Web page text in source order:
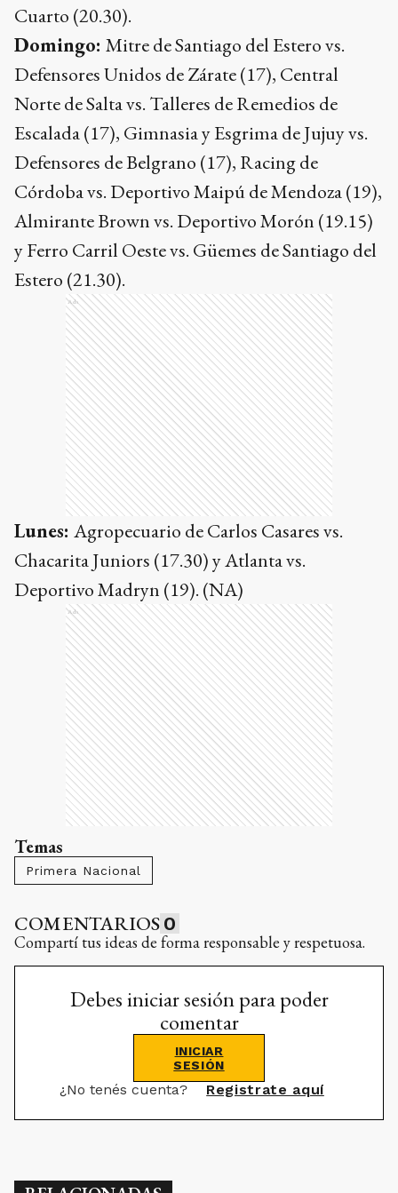
Norte de Salta vs. Talleres de Remedios de
Escalada (17), Gimnasia y Esgrima de Jujuy vs.
Defensores de Belgrano (17), Racing de
Córdoba vs. Deportivo Maipú de Mendoza (19),
Almirante Brown vs. Deportivo Morón (19.15)
y Ferro Carril Oeste vs. Güemes de Santiago del
Estero (21.30).
Lunes:Agropecuario de Carlos Casares vs.
Chacarita Juniors (17.30) y Atlanta vs.
Deportivo Madryn (19). (NA)
Primera Nacional
COMENTARIOS 0
Compartí tus ideas de forma responsable y respetuosa.
comentar
¿No tenés cuenta? Registrate aquí
RELACIONADAS